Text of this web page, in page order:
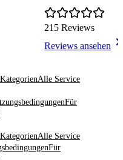
215 Reviews
Reviews ansehen
Alle Service
Für
Alle Service
Für